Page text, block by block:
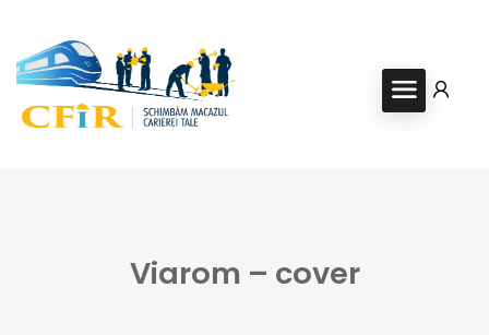
Viarom – cover